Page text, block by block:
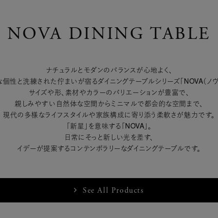
NOVA DINING TABLE
ナチュラルとモダンのバランスが心地よく、
性と洗練された佇まいが宿るダイニングテーブルシリーズ「NOVA（ノヴ
サイズや形、素材やカラーのバリエーションが豊富で、
親しみやすい自然体な空間からミニマルで都会的な空間まで、
現代の多様なライフスタイルや家族構成に寄り添う柔軟さが魅力です。
「新星」を意味する「NOVA」。
日常にそっと新しい光を差す、
イデーが提案するコンテンポラリーなダイニングテーブルです。
See All Products